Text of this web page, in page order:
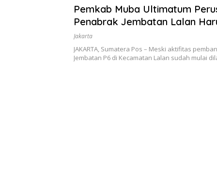
Pemkab Muba Ultimatum
Penabrak Jembatan Lalan
Selasaikan Pembangunan Akhir
Desember 2025
Jakarta
JAKARTA, Sumatera Pos – Meski aktifitas
Jembatan P6 di Kecamatan Lalan sudah mulai